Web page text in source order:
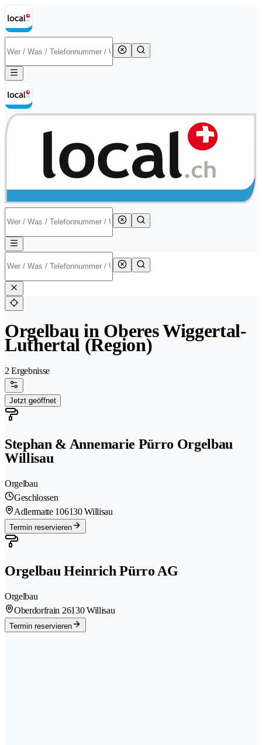
Orgelbau in Oberes Wiggertal-
Luthertal (Region)
2 Ergebnisse
Jetzt geöffnet
Stephan & Annemarie Pürro Orgelbau
Willisau
Orgelbau
Geschlossen
Adlermatte 106130 Willisau
Termin reservieren
Orgelbau Heinrich Pürro AG
Orgelbau
Oberdorfrain 26130 Willisau
Termin reservieren